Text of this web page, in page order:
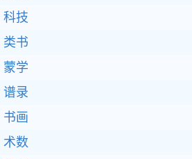
科技
类书
蒙学
谱录
书画
术数